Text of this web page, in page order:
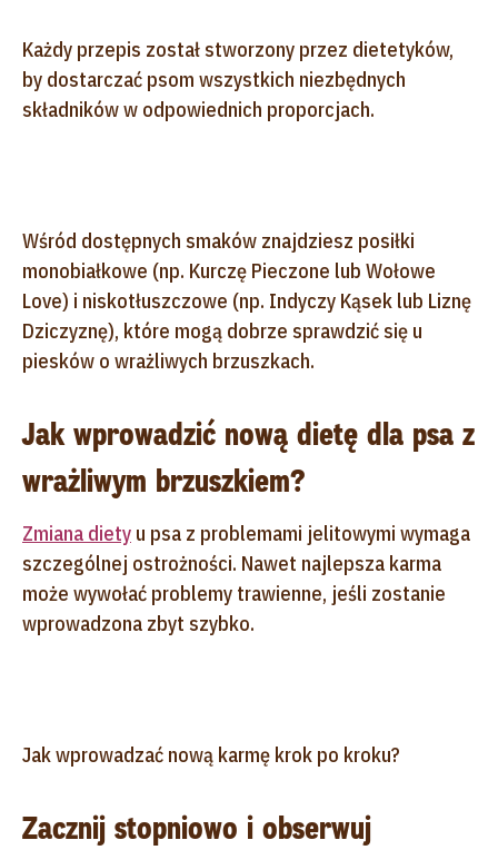
Każdy przepis został stworzony przez dietetyków,
by dostarczać psom wszystkich niezbędnych
składników w odpowiednich proporcjach.
Wśród dostępnych smaków znajdziesz posiłki
monobiałkowe (np. Kurczę Pieczone lub Wołowe
Love) i niskotłuszczowe (np. Indyczy Kąsek lub Liznę
Dziczyznę), które mogą dobrze sprawdzić się u
piesków o wrażliwych brzuszkach.
Jak wprowadzić nową dietę dla psa z
wrażliwym brzuszkiem?
Zmiana diety u psa z problemami jelitowymi wymaga
szczególnej ostrożności. Nawet najlepsza karma
może wywołać problemy trawienne, jeśli zostanie
wprowadzona zbyt szybko.
Jak wprowadzać nową karmę krok po kroku?
Zacznij stopniowo i obserwuj